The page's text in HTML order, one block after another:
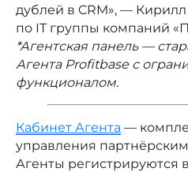
дублей в CRM», —
по IT группы компаний
*Агентская панель —
Агента Profitbase с
функционалом.
Кабинет Агента —
управления
Агенты регистрируются